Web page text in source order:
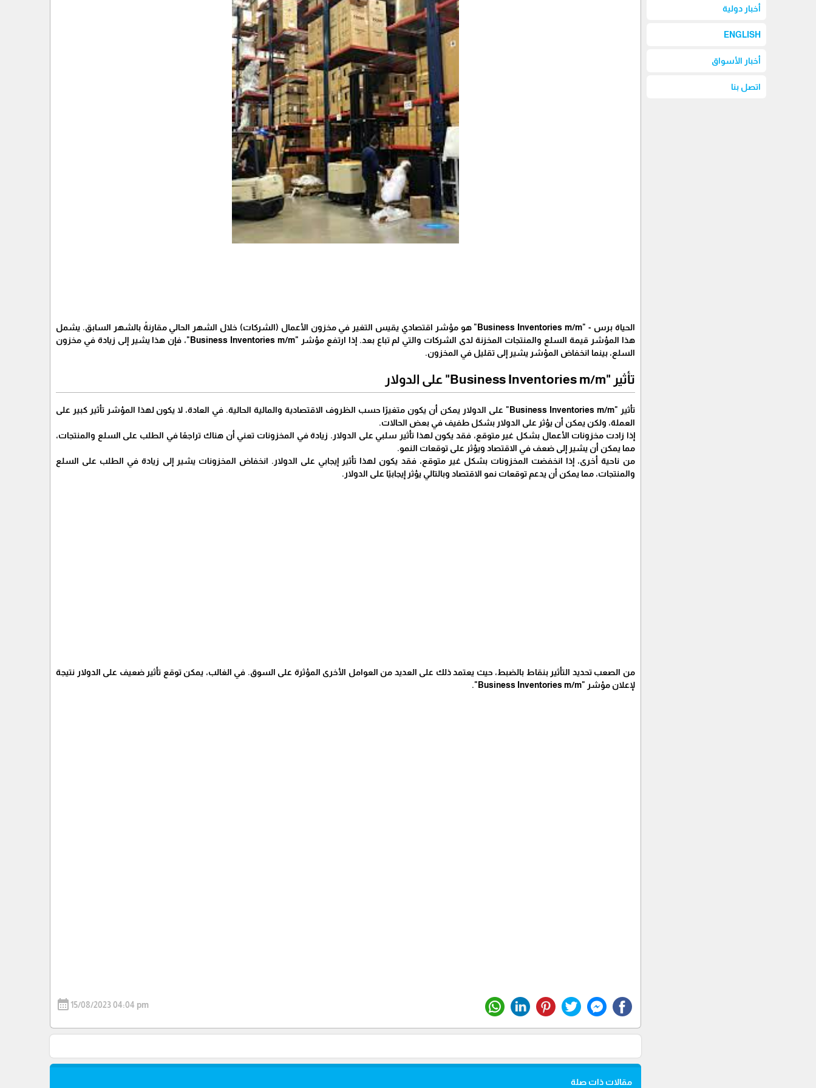
أخبار دولية
ENGLISH
أخبار الأسواق
اتصل بنا
الحياة برس - "Business Inventories m/m" هو مؤشر اقتصادي يقيس التغير في مخزون الأعمال (الشركات) خلال الشهر الحالي مقارنةً بالشهر السابق. يشمل
هذا المؤشر قيمة السلع والمنتجات المخزنة لدى الشركات والتي لم تباع بعد. إذا ارتفع مؤشر "Business Inventories m/m"، فإن هذا يشير إلى زيادة في مخزون
السلع، بينما انخفاض المؤشر يشير إلى تقليل في المخزون.
تأثير "Business Inventories m/m" على الدولار
تأثير "Business Inventories m/m" على الدولار يمكن أن يكون متغيرًا حسب الظروف الاقتصادية والمالية الحالية. في العادة، لا يكون لهذا المؤشر تأثير كبير على
العملة، ولكن يمكن أن يؤثر على الدولار بشكل طفيف في بعض الحالات.
إذا زادت مخزونات الأعمال بشكل غير متوقع، فقد يكون لهذا تأثير سلبي على الدولار. زيادة في المخزونات تعني أن هناك تراجعًا في الطلب على السلع والمنتجات،
مما يمكن أن يشير إلى ضعف في الاقتصاد ويؤثر على توقعات النمو.
من ناحية أخرى، إذا انخفضت المخزونات بشكل غير متوقع، فقد يكون لهذا تأثير إيجابي على الدولار. انخفاض المخزونات يشير إلى زيادة في الطلب على السلع
والمنتجات، مما يمكن أن يدعم توقعات نمو الاقتصاد وبالتالي يؤثر إيجابيًا على الدولار.
من الصعب تحديد التأثير بنقاط بالضبط، حيث يعتمد ذلك على العديد من العوامل الأخرى المؤثرة على السوق. في الغالب، يمكن توقع تأثير ضعيف على الدولار نتيجة
لإعلان مؤشر "Business Inventories m/m".
calendar_month 15/08/2023 04:04 pm
مقالات ذات صلة